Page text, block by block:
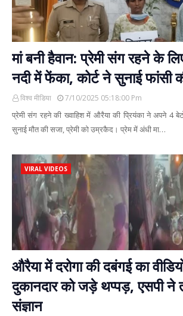
मां बनी हैवान: प्रेमी संग रहने के
नदी में फेंका, कोर्ट ने सुनाई फांसी
विश्व मीडिया 7/10/2025 05:18:00 Pm
प्रेमी संग रहने की ख्वाहिश में औरैया की प्रियंका ने अपने 4
सुनाई मौत की सजा, प्रेमी को उम्रकैद। प्रेम में अंधी मा…
VIRAL VIDEOS
औरैया में दरोगा की दबंगई का
दुकानदार को जड़े थप्पड़, एसपी ने
संज्ञान